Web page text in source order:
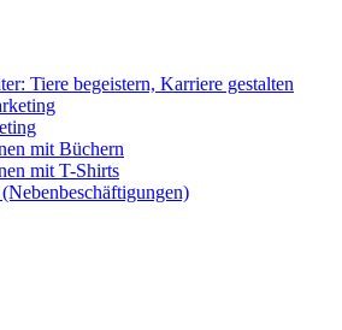
Tiere begeistern, Karriere gestalten
mit Büchern
mit T-Shirts